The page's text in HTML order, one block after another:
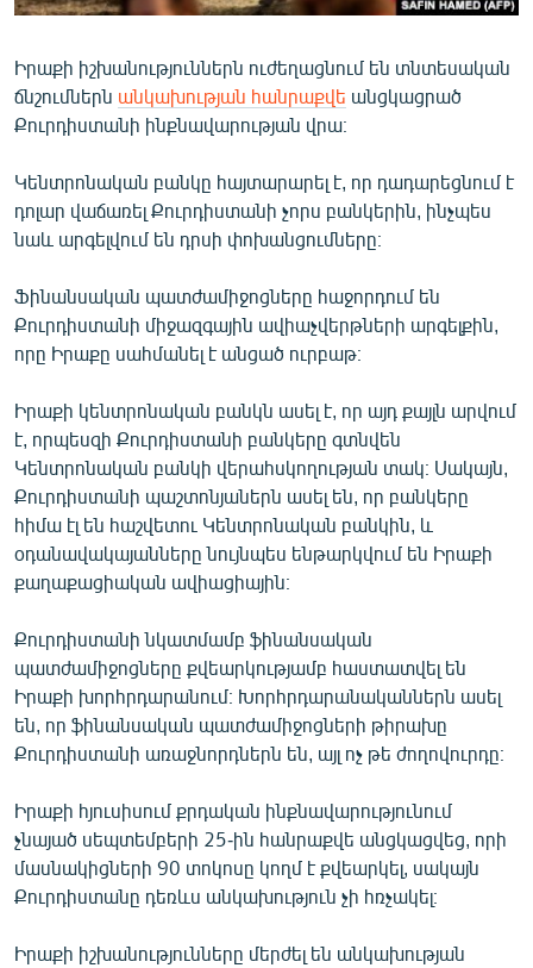
ԱՐԽԻՎ
ՏԵՍԱՆՅՈՒԹԵՐ
ՁԳՏԵԼՈՎ ԼԱՎԱԳՈՒՅՆԻՆ
ՓՈԴՔԱՍԹ
Հայերեն
English
ՀԵՏԵՎԵՔ ՄԵԶ
Իրաքի իշխանություններն ուժեղացնում են տնտեսական
ճնշումներն անկախության հանրաքվե անցկացրած
Քուրդիստանի ինքնավարության վրա։
Կենտրոնական բանկը հայտարարել է, որ դադարեցնում է
դոլար վաճառել Քուրդիստանի չորս բանկերին, ինչպես
նաև արգելվում են դրսի փոխանցումները։
Ֆինանսական պատժամիջոցները հաջորդում են
Քուրդիստանի միջազգային ավիաչվերթների արգելքին,
որը Իրաքը սահմանել է անցած ուրբաթ։
Իրաքի կենտրոնական բանկն ասել է, որ այդ քայլն արվում
է, որպեսզի Քուրդիստանի բանկերը գտնվեն
Կենտրոնական բանկի վերահսկողության տակ։ Սակայն,
Քուրդիստանի պաշտոնյաներն ասել են, որ բանկերը
հիմա էլ են հաշվետու Կենտրոնական բանկին, և
օդանավակայանները նույնպես ենթարկվում են Իրաքի
քաղաքացիական ավիացիային։
Քուրդիստանի նկատմամբ ֆինանսական
պատժամիջոցները քվեարկությամբ հաստատվել են
Իրաքի խորհրդարանում։ Խորհրդարանականներն ասել
են, որ ֆինանսական պատժամիջոցների թիրախը
Քուրդիստանի առաջնորդներն են, այլ ոչ թե ժողովուրդը։
Իրաքի հյուսիսում քրդական ինքնավարությունում
չնայած սեպտեմբերի 25-ին հանրաքվե անցկացվեց, որի
մասնակիցների 90 տոկոսը կողմ է քվեարկել, սակայն
Քուրդիստանը դեռևս անկախություն չի հռչակել։
Իրաքի իշխանությունները մերժել են անկախության